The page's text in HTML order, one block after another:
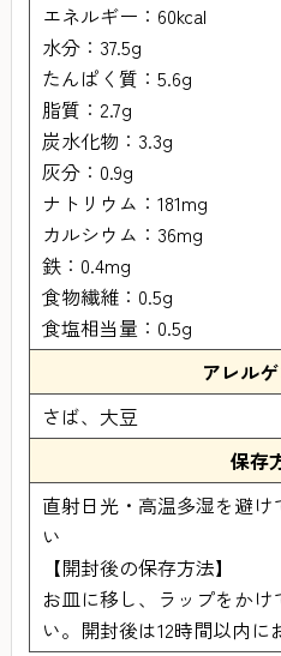
エネルギー：60kcal
水分：37.5g
たんぱく質：5.6g
脂質：2.7g
炭水化物：3.3g
灰分：0.9g
ナトリウム：181mg
カルシウム：36mg
鉄：0.4mg
食物繊維：0.5g
食塩相当量：0.5g
アレル
さば、大豆
保存
直射日光・高温多湿を避
い
【開封後の保存方法】
お皿に移し、ラップをか
い。開封後は12時間以内に